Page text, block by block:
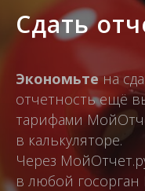
Сдать
Экономьтена
отчетность ещё
тарифами
в калькуляторе.
Через
в любой госорган